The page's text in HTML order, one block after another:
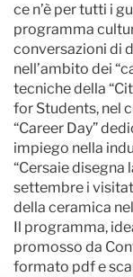
ce n’è per tutti i
programma
conversazioni di
nell’ambito dei
tecniche della
for Students, nel
“Career Day”
impiego nella
“Cersaie disegna
settembre i
della ceramica
Il programma,
promosso da
formato pdf e